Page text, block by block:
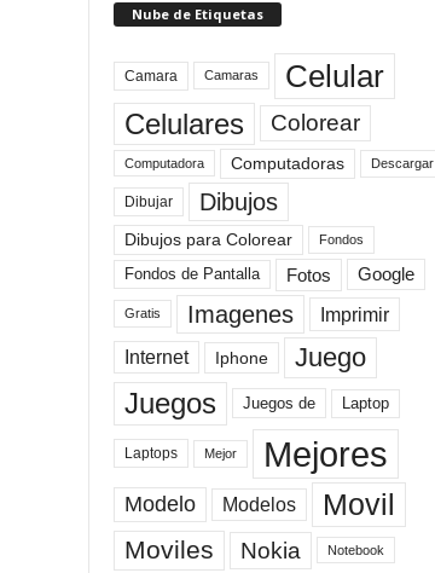
Nube de Etiquetas
Camara Camaras Celular
Celulares Colorear
Computadora Computadoras Descargar
Dibujar Dibujos
Dibujos para Colorear Fondos
Fondos de Pantalla Fotos Google
Gratis Imagenes Imprimir
Internet Iphone Juego
Juegos Juegos de Laptop
Laptops Mejor Mejores
Modelo Modelos Movil
Moviles Nokia Notebook